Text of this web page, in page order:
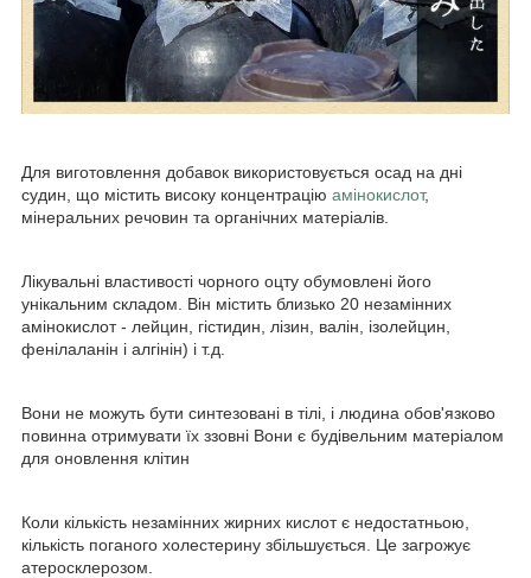
Для виготовлення добавок використовується осад на дні
судин, що містить високу концентрацію амінокислот,
мінеральних речовин та органічних матеріалів.
Лікувальні властивості чорного оцту обумовлені його
унікальним складом. Він містить близько 20 незамінних
амінокислот - лейцин, гістидин, лізин, валін, ізолейцин,
фенілаланін і алгінін) і т.д.
Вони не можуть бути синтезовані в тілі, і людина обов'язково
повинна отримувати їх ззовні Вони є будівельним матеріалом
для оновлення клітин
Коли кількість незамінних жирних кислот є недостатньою,
кількість поганого холестерину збільшується. Це загрожує
атеросклерозом.